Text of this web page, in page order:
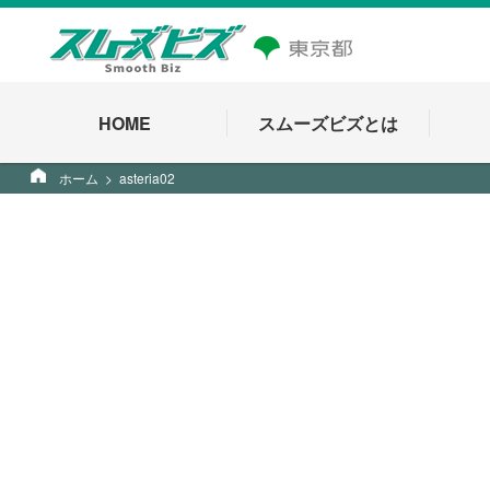
HOME スムーズビズとは
ホーム asteria02